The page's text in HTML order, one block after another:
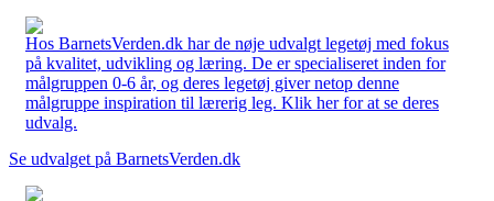
Hos BarnetsVerden.dk har de nøje udvalgt legetøj med fokus
på kvalitet, udvikling og læring. De er specialiseret inden for
målgruppen 0-6 år, og deres legetøj giver netop denne
målgruppe inspiration til lærerig leg. Klik her for at se deres
udvalg.
Se udvalget på BarnetsVerden.dk